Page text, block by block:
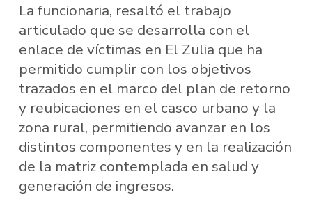
La funcionaria, resaltó el trabajo
articulado que se desarrolla con el
enlace de víctimas en El Zulia que ha
permitido cumplir con los objetivos
trazados en el marco del plan de retorno
y reubicaciones en el casco urbano y la
zona rural, permitiendo avanzar en los
distintos componentes y en la realización
de la matriz contemplada en salud y
generación de ingresos.